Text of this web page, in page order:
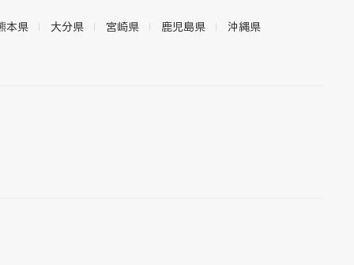
本県 大分県 宮崎県 鹿児島県 沖縄県